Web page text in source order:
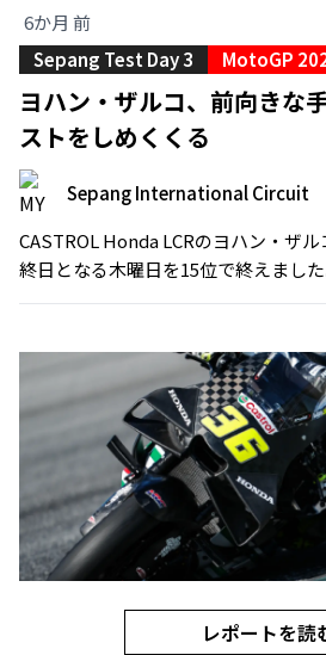
6か月 前
Sepang Test Day 3
MotoGP
ヨハン・ザルコ、前向きな
ストをしめくくる
Sepang International Circuit
CASTROL Honda LCRのヨハン・ザ
終日となる木曜日を15位で終えました
レポートを読